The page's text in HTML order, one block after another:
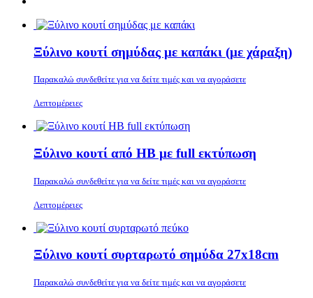
Ξύλινο κουτί σημύδας με καπάκι (με χάραξη)
Παρακαλώ συνδεθείτε για να δείτε τιμές και να αγοράσετε
Λεπτομέρειες
Ξύλινο κουτί από ΗΒ με full εκτύπωση
Παρακαλώ συνδεθείτε για να δείτε τιμές και να αγοράσετε
Λεπτομέρειες
Ξύλινο κουτί συρταρωτό σημύδα 27x18cm
Παρακαλώ συνδεθείτε για να δείτε τιμές και να αγοράσετε